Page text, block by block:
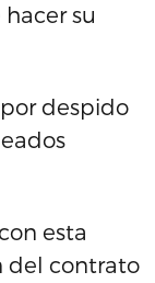
su
despido
esta
del contrato